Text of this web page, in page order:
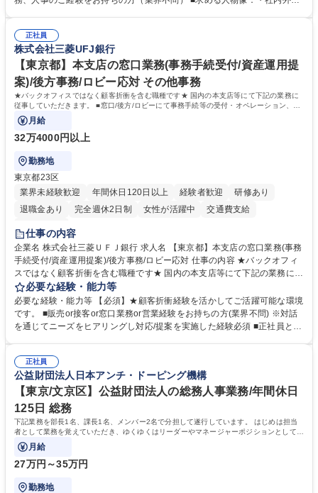
正社員
株式会社三菱UFJ銀行
【東京都】本支店の窓口業務(事務手続受付/資産運用提
案)/後方事務/ロビー応対 その他事務
★バックオフィスではなく顧客折衝を含む職種です★ 国内の本支店等にて下記の業務に
従事していただきます。 ■窓口/後方/ロビーにて事務手続等の受付・オペレーション、お
客様対応
月給
32万4000円以上
勤務地
東京都23区
業界未経験歓迎
年間休日120日以上 経験者歓迎
研修あり
退職金あり
完全週休2日制 女性が活躍中
交通費支給
土日祝休み
仕事の内容
企業名 株式会社三菱ＵＦＪ銀行 求人名 【東京都】本支店の窓口業務(事務
手続受付/資産運用提案)/後方事務/ロビー応対 仕事の内容 ★バックオフィ
スではなく顧客折衝を含む職種です★ 国内の本支店等にて下記の業務に従
事していただきます。 ■窓口/後方/ロビーにて事務手続等の受付・オペレ
ーション、お客様対応 ■窓口にて、ご来店された個人のお客様に対して金
融商品のご提案 ■効率的な事務運用の検討・構築等 ≪業務紹介：ご応募前
に必ずご覧ください≫ ※記事 https://www.mysite.bk.mufg.jp/career/circle/
必要な経験・能力等
必要な経験・能力等 【必須】★顧客折衝経験を活かしてご活躍可能な環境
です。 ■販売or接客or窓口業務or営業経験をお持ちの方(業界不問) ※対話
を通じてニーズをヒアリングし対応/提案を実施した経験必須 ■正社員とし
るので安心して入行いただけます。 幅広いキャリアの選択肢があり、公募
や社内副業等を活用し、 一人ひとりが挑戦できるカルチャーが浸透してい
ます。 学歴・資格 学歴：大学院 大学 高専 短大 専修学校 高校 語学力：
資格：
正社員
公益財団法人日本アンチ・ドーピング機構
【東京/文京区】公益財団法人の総務人事業務/年間休日
125日 総務
下記業務を部長1名、課長1名、メンバー2名で分担して遂行しています。 はじめは担当
者として業務を覚えていただき、ゆくゆくはリーダーやマネージャーポジションとして活
躍いただくことを期待しています。
月給
27万円～35万円
勤務地